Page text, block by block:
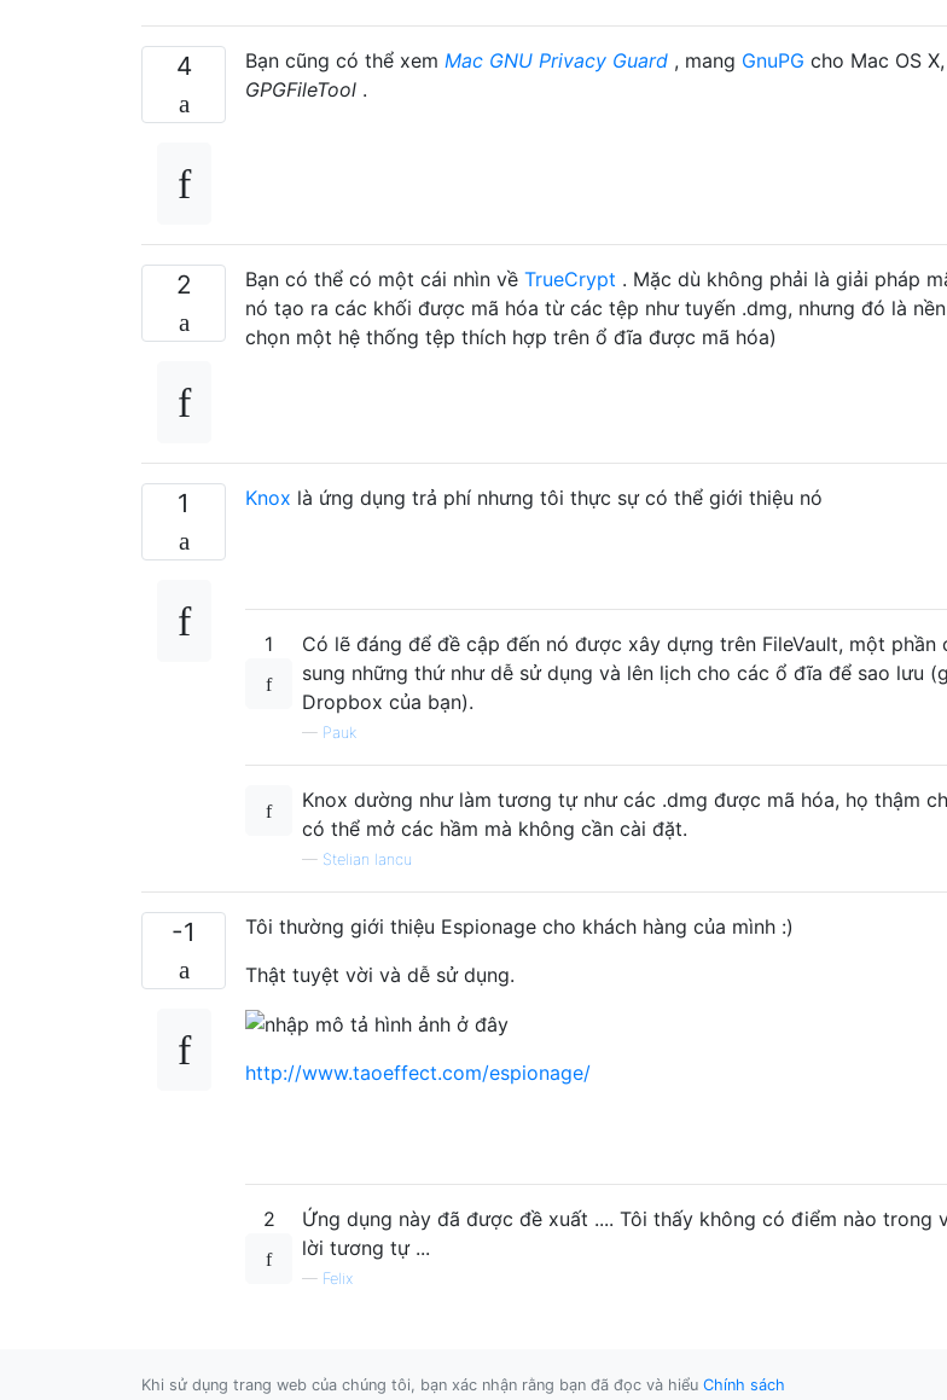
4 Bạn cũng có thể xem Mac GNU Privacy Guard , mang GnuPG cho Mac OS
GPGFileTool .
2 Bạn có thể có một cái nhìn về TrueCrypt . Mặc dù không phải là giải pháp
nó tạo ra các khối được mã hóa từ các tệp như tuyến .dmg, nhưng đó là
chọn một hệ thống tệp thích hợp trên ổ đĩa được mã hóa)
1 Knox là ứng dụng trả phí nhưng tôi thực sự có thể giới thiệu nó
1
Có lẽ đáng để đề cập đến nó được xây dựng trên FileVault, một phần
sung những thứ như dễ sử dụng và lên lịch cho các ổ đĩa để sao lưu
Dropbox của bạn).
— Pauk
Knox dường như làm tương tự như các .dmg được mã hóa, họ thậm
có thể mở các hầm mà không cần cài đặt.
— Stelian Iancu
-1
Tôi thường giới thiệu Espionage cho khách hàng của mình :)
Thật tuyệt vời và dễ sử dụng.
http://www.taoeffect.com/espionage/
2
Ứng dụng này đã được đề xuất .... Tôi thấy không có điểm nào trong
lời tương tự ...
— Felix
Khi sử dụng trang web của chúng tôi, bạn xác nhận rằng bạn đã đọc và hiểu Chính sách